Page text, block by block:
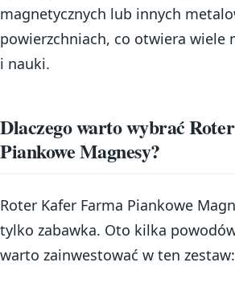
magnetycznych lub innych
powierzchniach, co otwiera wiele
i nauki.
Dlaczego warto wybrać
Piankowe Magnesy?
Roter Kafer Farma Piankowe
tylko zabawka. Oto kilka
warto zainwestować w ten zestaw: